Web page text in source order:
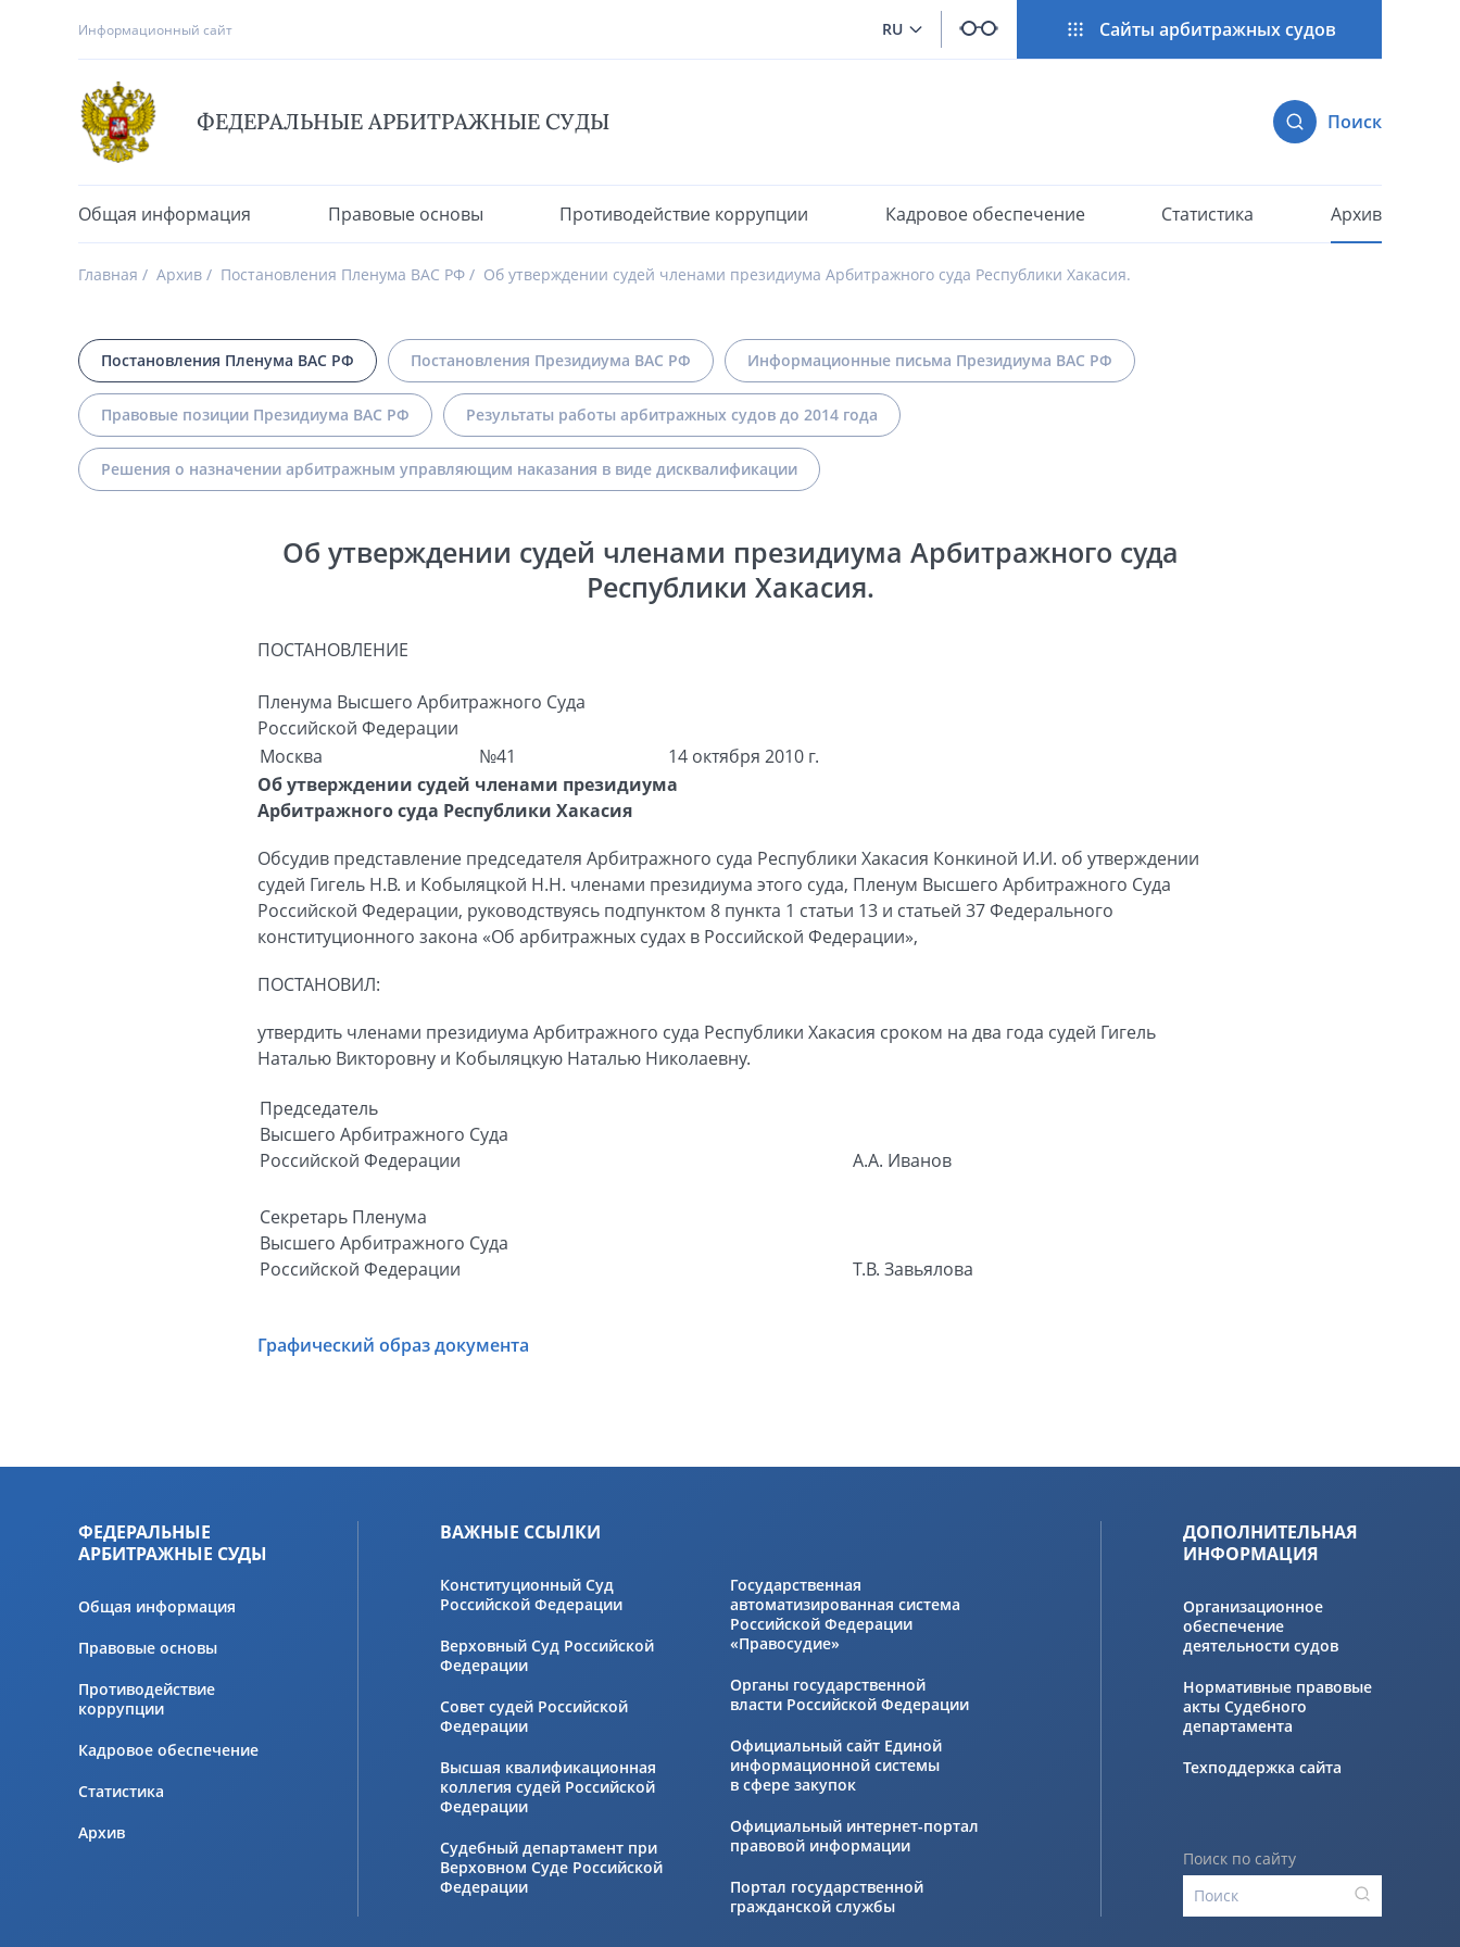
Информационный сайт RU Сайты арбитражных судов
ФЕДЕРАЛЬНЫЕ АРБИТРАЖНЫЕ СУДЫ Поиск
Общая информация Правовые основы Противодействие коррупции Кадровое обеспечение Статистика Архив
Главная Архив Постановления Пленума ВАС РФ Об утверждении судей членами президиума Арбитражного суда Республики Хакасия.
Постановления Пленума ВАС РФ Постановления Президиума ВАС РФ Информационные письма Президиума ВАС РФ
Правовые позиции Президиума ВАС РФ Результаты работы арбитражных судов до 2014 года
Решения о назначении арбитражным управляющим наказания в виде дисквалификации
Об утверждении судей членами президиума Арбитражного суда
Республики Хакасия.
ПОСТАНОВЛЕНИЕ
Пленума Высшего Арбитражного Суда
Российской Федерации
Москва
№41
14 октября 2010 г.
Об утверждении судей членами президиума
Арбитражного суда Республики Хакасия
Обсудив представление председателя Арбитражного суда Республики Хакасия Конкиной И.И. об утверждении
судей Гигель Н.В. и Кобыляцкой Н.Н. членами президиума этого суда, Пленум Высшего Арбитражного Суда
Российской Федерации, руководствуясь подпунктом 8 пункта 1 статьи 13 и статьей 37 Федерального
конституционного закона «Об арбитражных судах в Российской Федерации»,
ПОСТАНОВИЛ:
утвердить членами президиума Арбитражного суда Республики Хакасия сроком на два года судей Гигель
Наталью Викторовну и Кобыляцкую Наталью Николаевну.
Председатель
Высшего Арбитражного Суда
Российской Федерации
А.А. Иванов
Секретарь Пленума
Высшего Арбитражного Суда
Российской Федерации
Т.В. Завьялова
Графический образ документа
ФЕДЕРАЛЬНЫЕ
АРБИТРАЖНЫЕ СУДЫ
Общая информация
Правовые основы
Противодействие
коррупции
Кадровое обеспечение
Статистика
Архив
ВАЖНЫЕ ССЫЛКИ
Конституционный Суд
Российской Федерации
Верховный Суд Российской
Федерации
Совет судей Российской
Федерации
Высшая квалификационная
коллегия судей Российской
Федерации
Судебный департамент при
Верховном Суде Российской
Федерации
Государственная
автоматизированная система
Российской Федерации
«Правосудие»
Органы государственной
власти Российской Федерации
Официальный сайт Единой
информационной системы
в сфере закупок
Официальный интернет-портал
правовой информации
Портал государственной
гражданской службы
ДОПОЛНИТЕЛЬНАЯ
ИНФОРМАЦИЯ
Организационное
обеспечение
деятельности судов
Нормативные правовые
акты Судебного
департамента
Техподдержка сайта
Поиск по сайту